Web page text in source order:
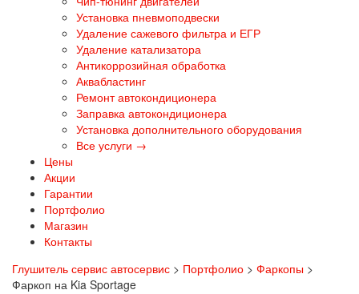
Установка пневмоподвески
Удаление сажевого фильтра и ЕГР
Удаление катализатора
Антикоррозийная обработка
Аквабластинг
Ремонт автокондиционера
Заправка автокондиционера
Установка дополнительного оборудования
Все услуги →
Цены
Акции
Гарантии
Портфолио
Магазин
Контакты
Глушитель сервис автосервис > Портфолио > Фаркопы >
Фаркоп на Kia Sportage